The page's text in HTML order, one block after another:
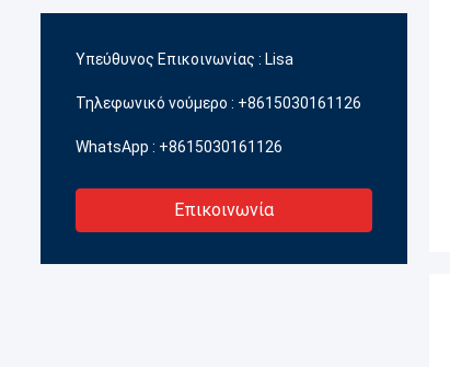
προϊόντα του συρματόπλέγματος
Υπεύθυνος Επικοινωνίας : Lisa
Τηλεφωνικό νούμερο : +8615030161126
WhatsApp : +8615030161126
Επικοινωνία